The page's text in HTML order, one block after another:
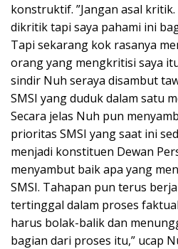
konstruktif. ”Jangan asal
dikritik tapi saya pahami ini
Tapi sekarang kok rasanya
orang yang mengkritisi saya
sindir Nuh seraya disambut
SMSI yang duduk dalam satu
Secara jelas Nuh pun
prioritas SMSI yang saat ini
menjadi konstituen Dewan
menyambut baik apa yang
SMSI. Tahapan pun terus
tertinggal dalam proses
harus bolak-balik dan
bagian dari proses itu,” ucap